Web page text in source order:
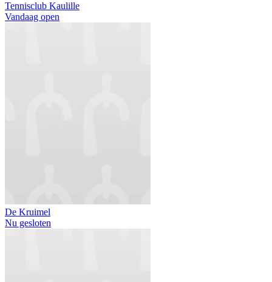
Tennisclub Kaulille
Vandaag open
De Kruimel
Nu gesloten